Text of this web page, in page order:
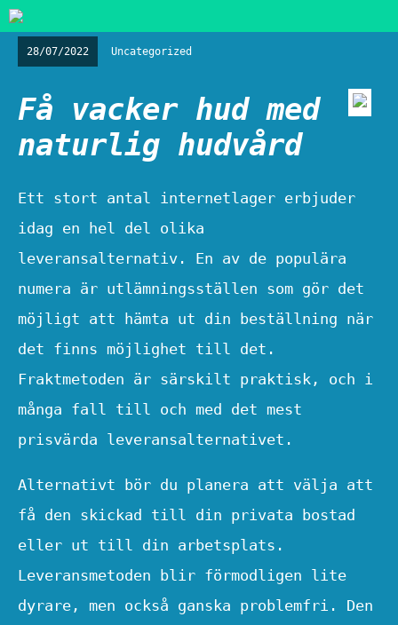
28/07/2022 Uncategorized
Få vacker hud med
naturlig hudvård
Ett stort antal internetlager erbjuder
idag en hel del olika
leveransalternativ. En av de populära
numera är utlämningsställen som gör det
möjligt att hämta ut din beställning när
det finns möjlighet till det.
Fraktmetoden är särskilt praktisk, och i
många fall till och med det mest
prisvärda leveransalternativet.
Alternativt bör du planera att välja att
få den skickad till din privata bostad
eller ut till din arbetsplats.
Leveransmetoden blir förmodligen lite
dyrare, men också ganska problemfri. Den